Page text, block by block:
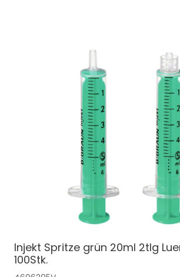
Injekt Spritze grün 20ml 2tlg
100Stk.